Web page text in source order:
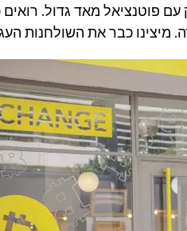
פוטנציאל מאד גדול. רואים
מיצינו כבר את השולחנות